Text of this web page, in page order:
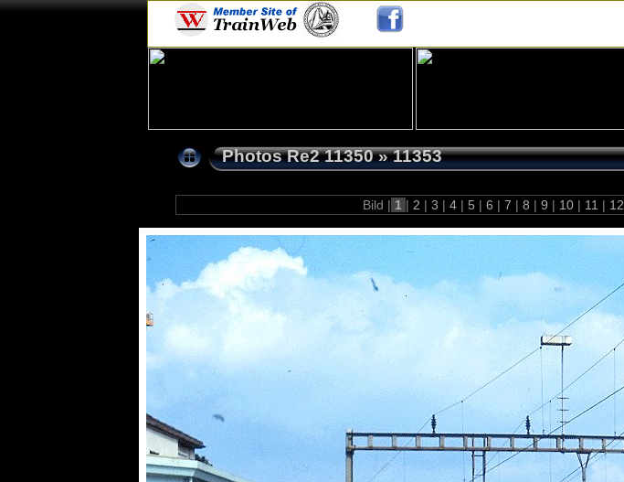
Photos Re2 11350»11353
Bild | 1 | 2 | 3 | 4 | 5 | 6 | 7 | 8 | 9 | 10 | 11 | 12